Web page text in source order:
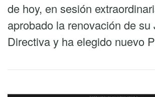
de hoy, en sesión
aprobado la renovación de su
Directiva y ha elegido nuevo